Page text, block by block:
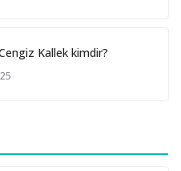
Kallek kimdir?